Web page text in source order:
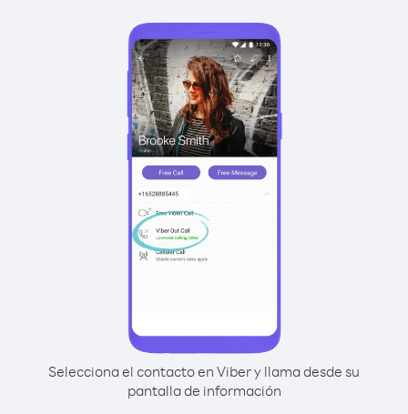
Selecciona el contacto en Viber y llama desde su
pantalla de información